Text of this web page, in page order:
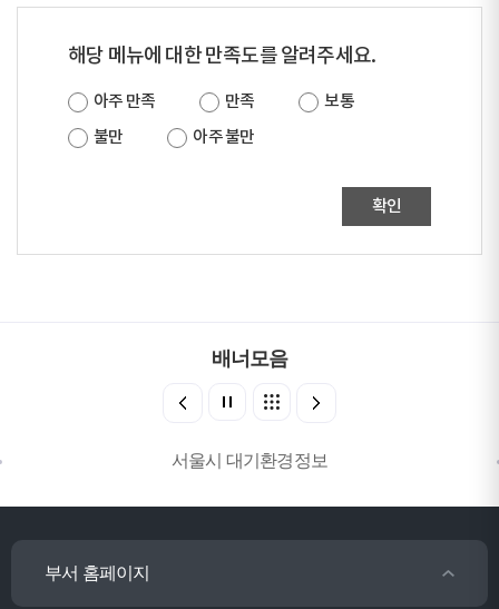
해당 메뉴에 대한 만족도를 알려주세요.
아주 만족 만족
보통
불만
아주 불만
확인
배너모음
서울시 대기환경정보
부서 홈페이지